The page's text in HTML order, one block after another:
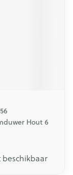
Hout 6
beschikbaar